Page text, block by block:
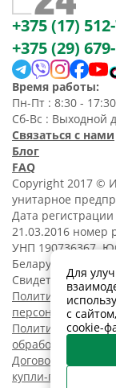
+375 (17)
+375 (29)
Время работы:
Пн-Пт : 8:30 - 17:30
Сб-Вс : Выходной
Связаться с нами
Блог
FAQ
Copyright 2017 ©
унитарное
Дата
21.03.2016 номер
УНП 190736367.
Беларусь, г.
Свидетельство о
Политика
персональных
Политика в
обработки cookies
Договор розничной
купли-продажи
Для
с
cookie-